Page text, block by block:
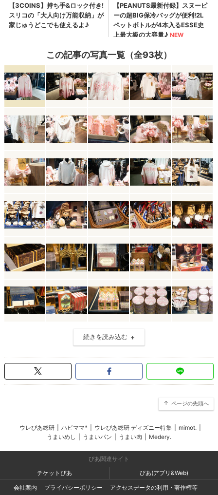
この記事の写真一覧（全93枚）
続きを読み込む
ページの先頭へ
ウレぴあ総研 ハピママ* ウレぴあ総研 ディズニー特集 mimot.
うまいめし
うまいパン うまい肉 Medery.
ぴあ関連サイト
チケットぴあ
ぴあ(アプリ&Web)
会社案内
プライバシーポリシー アクセスデータの利用・著作権等